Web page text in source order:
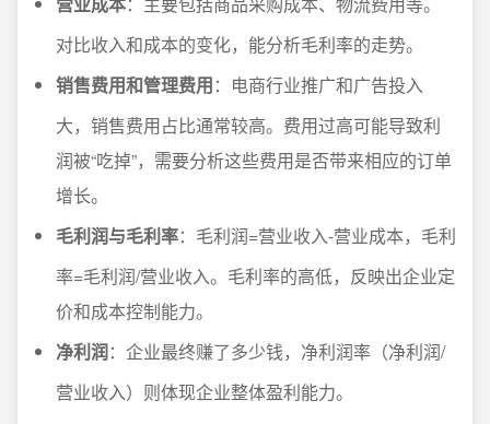
对比收入和成本的变化，能分析毛利率的走势。
销售费用和管理费用：电商行业推广和广告投入
大，销售费用占比通常较高。费用过高可能导致利
润被“吃掉”，需要分析这些费用是否带来相应的订单
增长。
毛利润与毛利率：毛利润=营业收入-营业成本，毛利
率=毛利润/营业收入。毛利率的高低，反映出企业定
价和成本控制能力。
净利润：企业最终赚了多少钱，净利润率（净利润/
营业收入）则体现企业整体盈利能力。